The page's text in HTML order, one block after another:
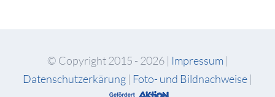
© Copyright 2015 - 2026 | Impressum |
Datenschutzerkärung | Foto- und Bildnachweise |